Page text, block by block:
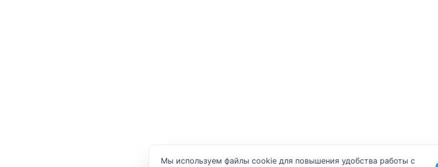
Уведомление об использовании cookie
Мы используем файлы cookie для повышения удобства работы с